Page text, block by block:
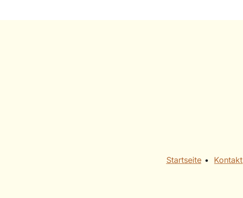
Startseite • ​ Kontakt